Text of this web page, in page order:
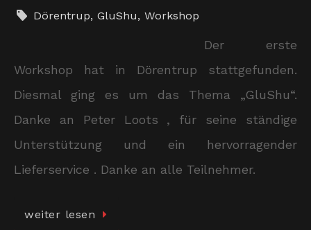
Dörentrup,GluShu,Workshop
Der erste
Workshop hat in Dörentrup stattgefunden.
Diesmal ging es um das Thema „GluShu“.
Danke an Peter Loots , für seine ständige
Unterstützung und ein hervorragender
Lieferservice . Danke an alle Teilnehmer.
weiter lesen